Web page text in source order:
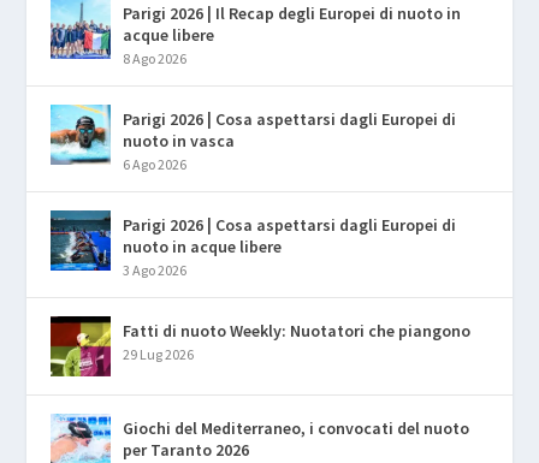
Parigi 2026 | Il Recap degli Europei di nuoto in
acque libere
8 Ago 2026
Parigi 2026 | Cosa aspettarsi dagli Europei di
nuoto in vasca
6 Ago 2026
Parigi 2026 | Cosa aspettarsi dagli Europei di
nuoto in acque libere
3 Ago 2026
Fatti di nuoto Weekly: Nuotatori che piangono
29 Lug 2026
Giochi del Mediterraneo, i convocati del nuoto
per Taranto 2026